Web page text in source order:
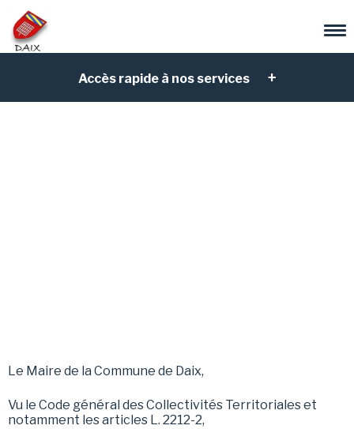
Accès rapide à nos services
Le Maire de la Commune de Daix,
Vu le Code général des Collectivités Territoriales et
notamment les articles L. 2212-2,